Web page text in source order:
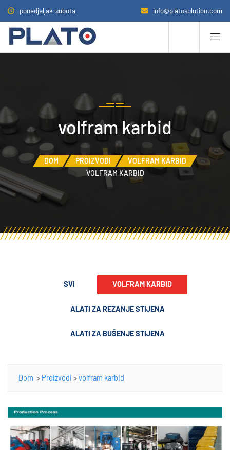
ponedjeljak-subota info@platosolution.com
volfram karbid
DOM PROIZVODI
VOLFRAM KARBID
VOLFRAM KARBID
SVI VOLFRAM KARBID
ALATI ZA REZANJE STIJENA
ALATI ZA BUŠENJE STIJENA
Dom > Proizvodi >volfram karbid